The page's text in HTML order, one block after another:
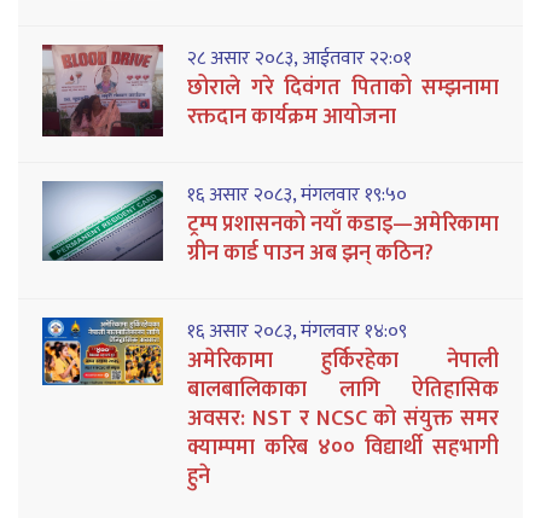
२८ असार २०८३, आईतवार २२:०१
छोराले गरे दिवंगत पिताको सम्झनामा
रक्तदान कार्यक्रम आयोजना
१६ असार २०८३, मंगलवार १९:५०
ट्रम्प प्रशासनको नयाँ कडाइ—अमेरिकामा
ग्रीन कार्ड पाउन अब झन् कठिन?
१६ असार २०८३, मंगलवार १४:०९
अमेरिकामा हुर्किरहेका नेपाली
बालबालिकाका लागि ऐतिहासिक
अवसर: NST र NCSC को संयुक्त समर
क्याम्पमा करिब ४०० विद्यार्थी सहभागी
हुने